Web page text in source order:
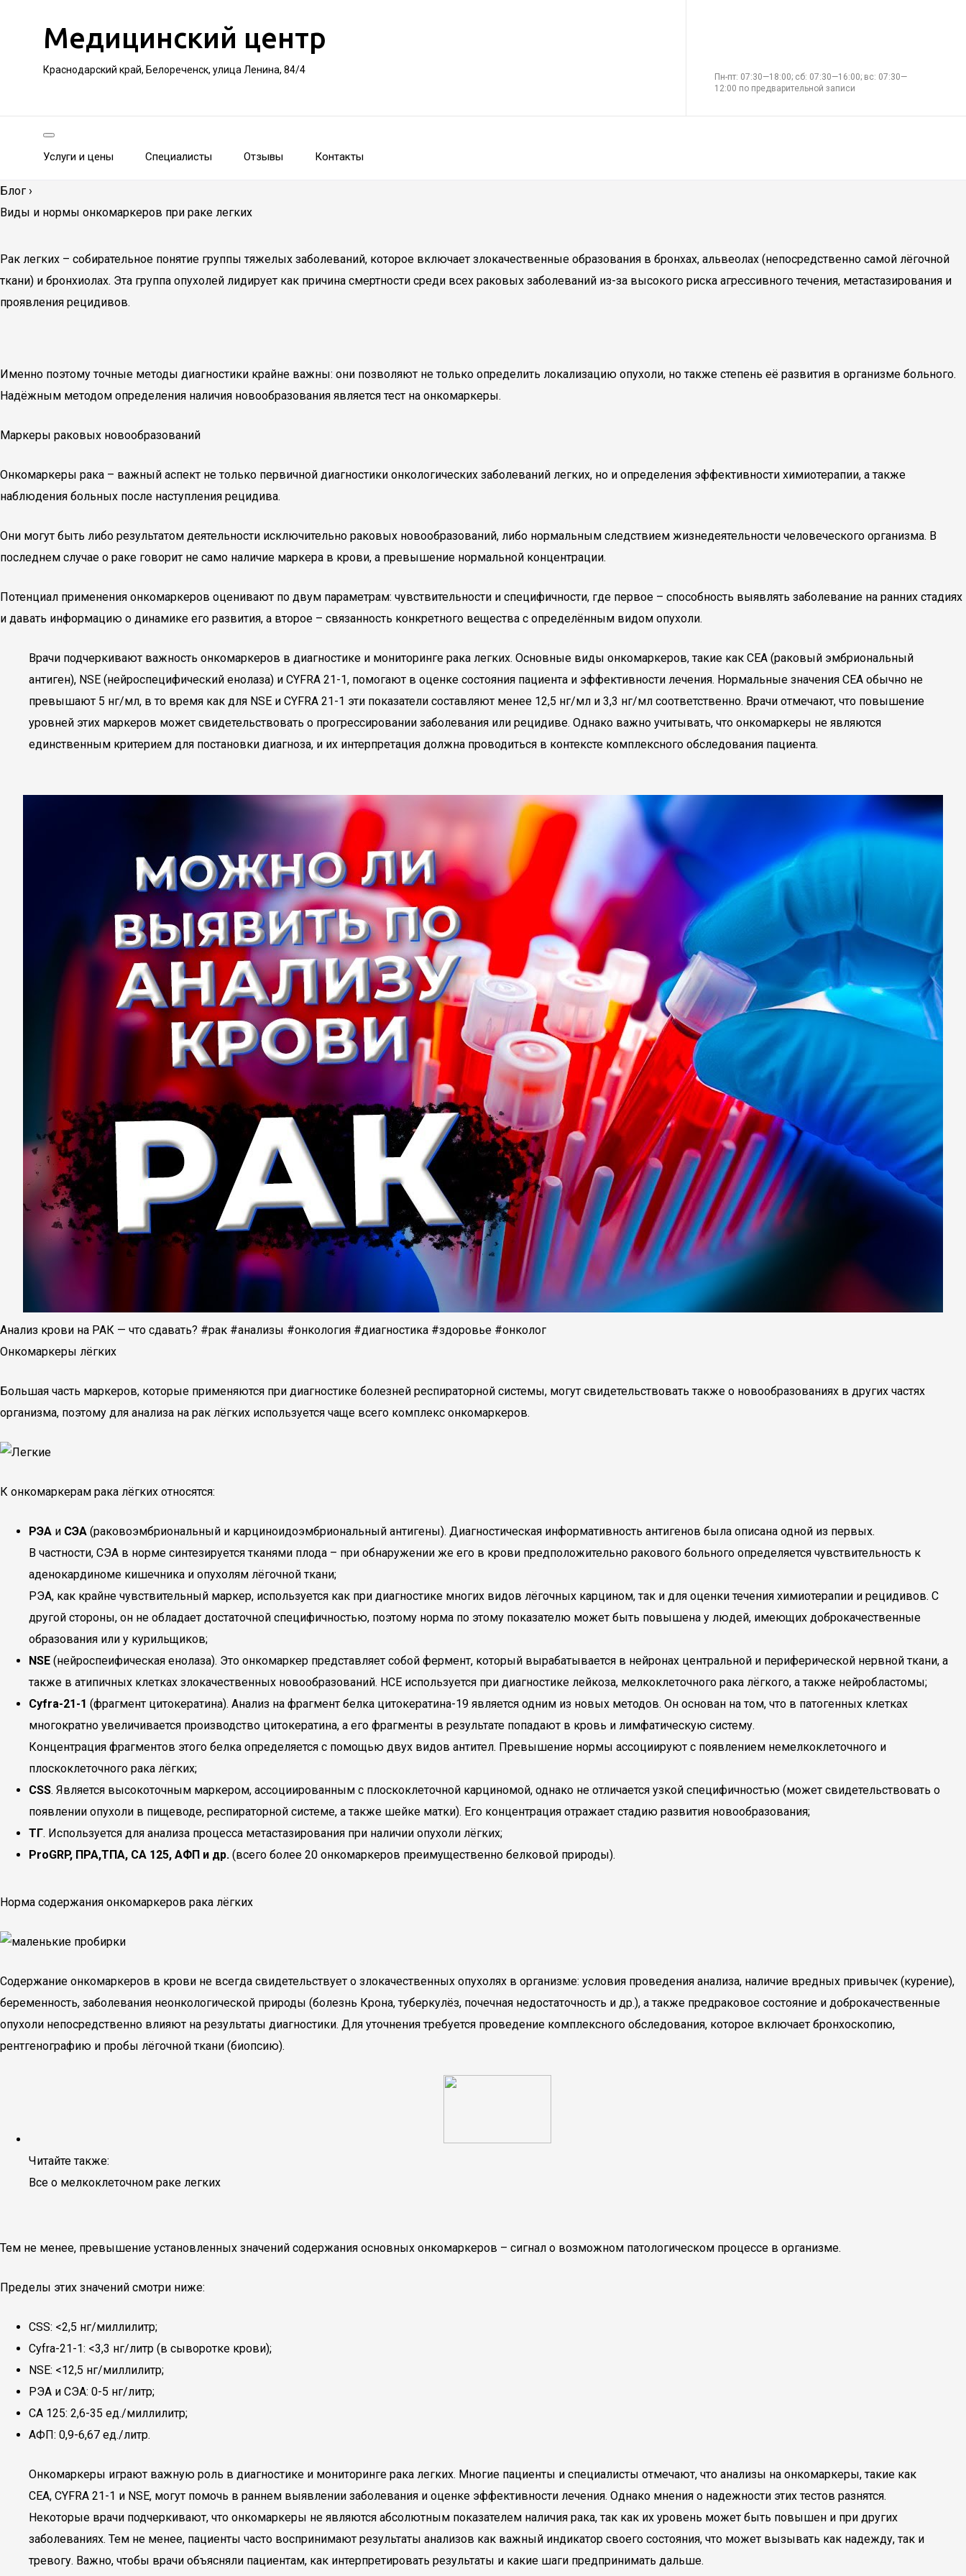
Медицинский центр
Краснодарский край, Белореченск, улица Ленина, 84/4
Пн-пт: 07:30—18:00; сб: 07:30—16:00; вс: 07:30—
12:00 по предварительной записи
Услуги и цены Специалисты Отзывы Контакты
Блог ›
Виды и нормы онкомаркеров при раке легких
Рак легких – собирательное понятие группы тяжелых заболеваний, которое включает злокачественные образования в бронхах, альвеолах (непосредственно самой лёгочной
ткани) и бронхиолах. Эта группа опухолей лидирует как причина смертности среди всех раковых заболеваний из-за высокого риска агрессивного течения, метастазирования и
проявления рецидивов.
Именно поэтому точные методы диагностики крайне важны: они позволяют не только определить локализацию опухоли, но также степень её развития в организме больного.
Надёжным методом определения наличия новообразования является тест на онкомаркеры.
Маркеры раковых новообразований
Онкомаркеры рака – важный аспект не только первичной диагностики онкологических заболеваний легких, но и определения эффективности химиотерапии, а также
наблюдения больных после наступления рецидива.
Они могут быть либо результатом деятельности исключительно раковых новообразований, либо нормальным следствием жизнедеятельности человеческого организма. В
последнем случае о раке говорит не само наличие маркера в крови, а превышение нормальной концентрации.
Потенциал применения онкомаркеров оценивают по двум параметрам: чувствительности и специфичности, где первое – способность выявлять заболевание на ранних стадиях
и давать информацию о динамике его развития, а второе – связанность конкретного вещества с определённым видом опухоли.
Врачи подчеркивают важность онкомаркеров в диагностике и мониторинге рака легких. Основные виды онкомаркеров, такие как CEA (раковый эмбриональный
антиген), NSE (нейроспецифический енолаза) и CYFRA 21-1, помогают в оценке состояния пациента и эффективности лечения. Нормальные значения CEA обычно не
превышают 5 нг/мл, в то время как для NSE и CYFRA 21-1 эти показатели составляют менее 12,5 нг/мл и 3,3 нг/мл соответственно. Врачи отмечают, что повышение
уровней этих маркеров может свидетельствовать о прогрессировании заболевания или рецидиве. Однако важно учитывать, что онкомаркеры не являются
единственным критерием для постановки диагноза, и их интерпретация должна проводиться в контексте комплексного обследования пациента.
Анализ крови на РАК — что сдавать? #рак #анализы #онкология #диагностика #здоровье #онколог
Онкомаркеры лёгких
Большая часть маркеров, которые применяются при диагностике болезней респираторной системы, могут свидетельствовать также о новообразованиях в других частях
организма, поэтому для анализа на рак лёгких используется чаще всего комплекс онкомаркеров.
К онкомаркерам рака лёгких относятся:
РЭА и СЭА (раковоэмбриональный и карциноидоэмбриональный антигены). Диагностическая информативность антигенов была описана одной из первых.
В частности, СЭА в норме синтезируется тканями плода – при обнаружении же его в крови предположительно ракового больного определяется чувствительность к
аденокардиноме кишечника и опухолям лёгочной ткани;
РЭА, как крайне чувствительный маркер, используется как при диагностике многих видов лёгочных карцином, так и для оценки течения химиотерапии и рецидивов. С
другой стороны, он не обладает достаточной специфичностью, поэтому норма по этому показателю может быть повышена у людей, имеющих доброкачественные
образования или у курильщиков;
NSE (нейроспеифическая енолаза). Это онкомаркер представляет собой фермент, который вырабатывается в нейронах центральной и периферической нервной ткани, а
также в атипичных клетках злокачественных новообразований. НСЕ используется при диагностике лейкоза, мелкоклеточного рака лёгкого, а также нейробластомы;
Cyfra-21-1 (фрагмент цитокератина). Анализ на фрагмент белка цитокератина-19 является одним из новых методов. Он основан на том, что в патогенных клетках
многократно увеличивается производство цитокератина, а его фрагменты в результате попадают в кровь и лимфатическую систему.
Концентрация фрагментов этого белка определяется с помощью двух видов антител. Превышение нормы ассоциируют с появлением немелкоклеточного и
плоскоклеточного рака лёгких;
СSS. Является высокоточным маркером, ассоциированным с плоскоклеточной карциномой, однако не отличается узкой специфичностью (может свидетельствовать о
появлении опухоли в пищеводе, респираторной системе, а также шейке матки). Его концентрация отражает стадию развития новообразования;
ТГ. Используется для анализа процесса метастазирования при наличии опухоли лёгких;
ProGRP, ПРА,ТПА, СА 125, АФП и др. (всего более 20 онкомаркеров преимущественно белковой природы).
Норма содержания онкомаркеров рака лёгких
Содержание онкомаркеров в крови не всегда свидетельствует о злокачественных опухолях в организме: условия проведения анализа, наличие вредных привычек (курение),
беременность, заболевания неонкологической природы (болезнь Крона, туберкулёз, почечная недостаточность и др.), а также предраковое состояние и доброкачественные
опухоли непосредственно влияют на результаты диагностики. Для уточнения требуется проведение комплексного обследования, которое включает бронхоскопию,
рентгенографию и пробы лёгочной ткани (биопсию).
Читайте также:
Все о мелкоклеточном раке легких
Тем не менее, превышение установленных значений содержания основных онкомаркеров – сигнал о возможном патологическом процессе в организме.
Пределы этих значений смотри ниже:
СSS: <2,5 нг/миллилитр;
Cyfra-21-1: <3,3 нг/литр (в сыворотке крови);
NSE: <12,5 нг/миллилитр;
РЭА и СЭА: 0-5 нг/литр;
СА 125: 2,6-35 ед./миллилитр;
АФП: 0,9-6,67 ед./литр.
Онкомаркеры играют важную роль в диагностике и мониторинге рака легких. Многие пациенты и специалисты отмечают, что анализы на онкомаркеры, такие как
CEA, CYFRA 21-1 и NSE, могут помочь в раннем выявлении заболевания и оценке эффективности лечения. Однако мнения о надежности этих тестов разнятся.
Некоторые врачи подчеркивают, что онкомаркеры не являются абсолютным показателем наличия рака, так как их уровень может быть повышен и при других
заболеваниях. Тем не менее, пациенты часто воспринимают результаты анализов как важный индикатор своего состояния, что может вызывать как надежду, так и
тревогу. Важно, чтобы врачи объясняли пациентам, как интерпретировать результаты и какие шаги предпринимать дальше.